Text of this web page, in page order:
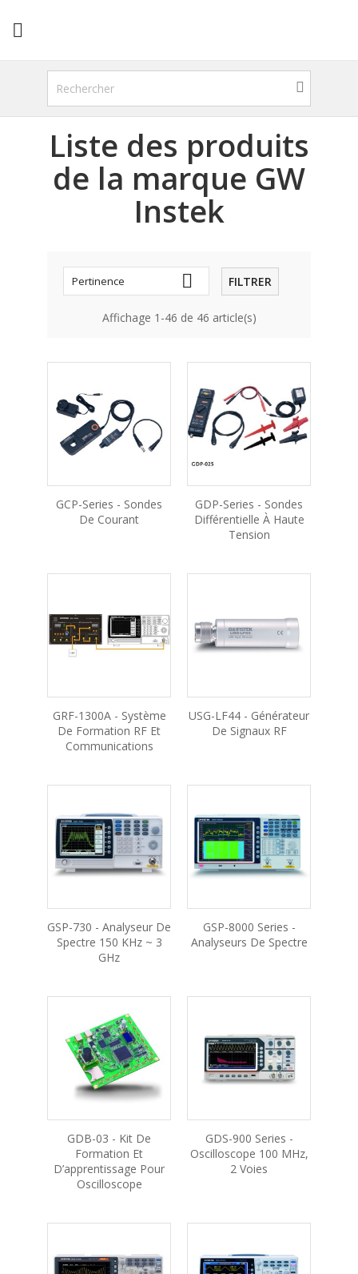

Liste des produits
de la marque GW
Instek
Pertinence  FILTRER
Affichage 1-46 de 46 article(s)
GCP-Series - Sondes
De Courant
GDP-Series - Sondes
Différentielle À Haute
Tension
GRF-1300A - Système
De Formation RF Et
Communications
USG-LF44 - Générateur
De Signaux RF
GSP-730 - Analyseur De
Spectre 150 KHz ~ 3
GHz
GSP-8000 Series -
Analyseurs De Spectre
GDB-03 - Kit De
Formation Et
D’apprentissage Pour
Oscilloscope
GDS-900 Series -
Oscilloscope 100 MHz,
2 Voies